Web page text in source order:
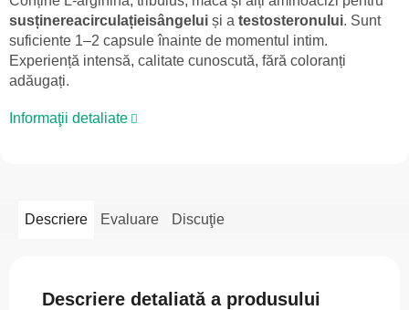
susținereacirculațieisângelui și a testosteronului. Sunt
suficiente 1–2 capsule înainte de momentul intim.
Experiență intensă, calitate cunoscută, fără coloranți
adăugați.
Informaţii detaliate
Descriere Evaluare Discuţie
Descriere detaliată a produsului